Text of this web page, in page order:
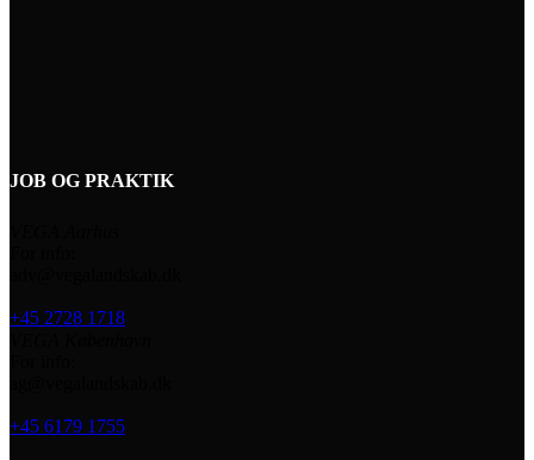
JOB OG PRAKTIK
+45 2728 1718
+45 6179 1755